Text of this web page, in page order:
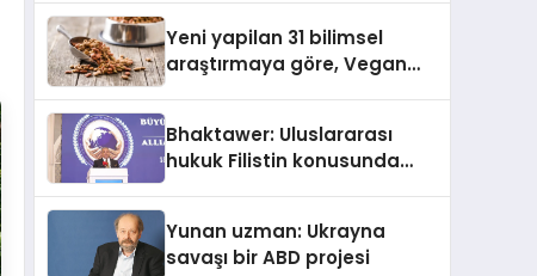
Yeni yapilan 31 bilimsel
araştırmaya göre, Vegan
Sindirildiğini Ortaya Koydu
Bhaktawer: Uluslararası
hukuk Filistin konusunda
Yunan uzman: Ukrayna
savaşı bir ABD projesi